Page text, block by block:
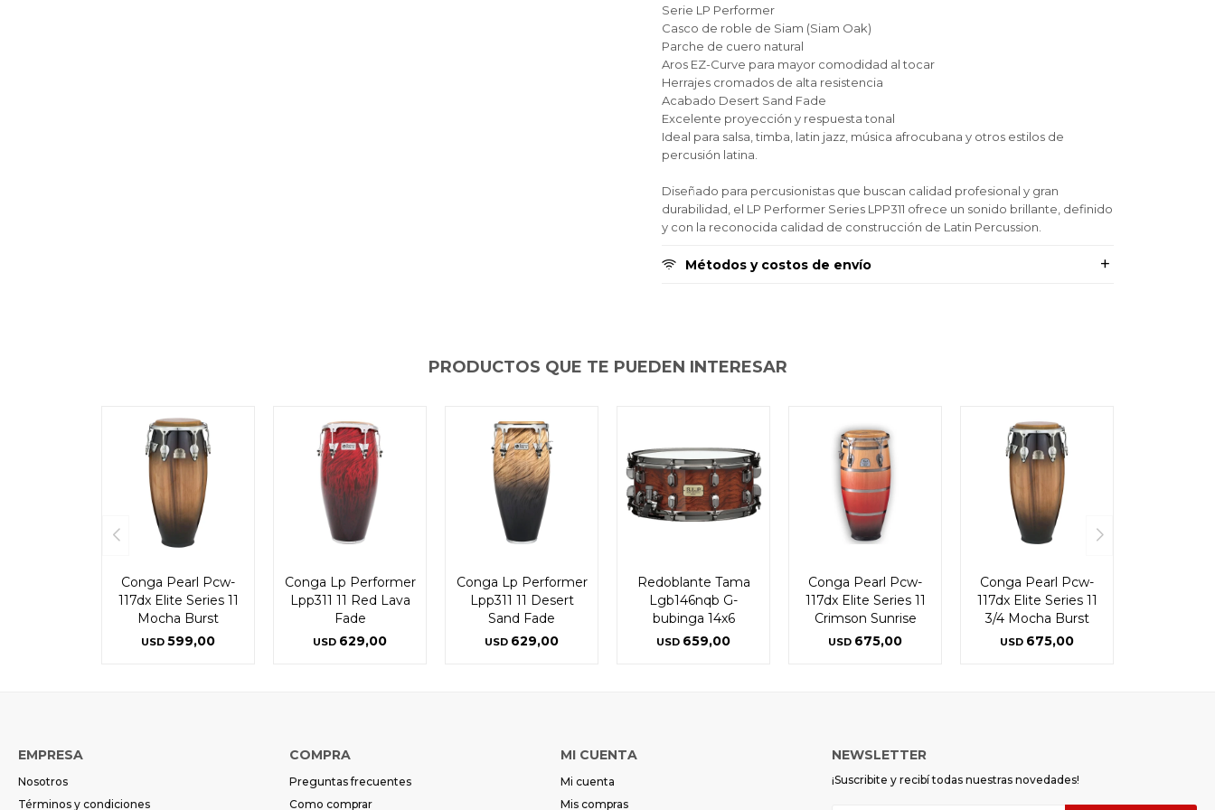
Serie LP Performer
Casco de roble de Siam (Siam Oak)
Parche de cuero natural
Aros EZ-Curve para mayor comodidad al tocar
Herrajes cromados de alta resistencia
Acabado Desert Sand Fade
Excelente proyección y respuesta tonal
Ideal para salsa, timba, latin jazz, música afrocubana y otros estilos de
percusión latina.
Diseñado para percusionistas que buscan calidad profesional y gran
durabilidad, el LP Performer Series LPP311 ofrece un sonido brillante, definido
y con la reconocida calidad de construcción de Latin Percussion.
Métodos y costos de envío
PRODUCTOS QUE TE PUEDEN INTERESAR
Conga Pearl Pcw-
117dx Elite Series 11
Mocha Burst
USD 599,00
Conga Lp Performer
Lpp311 11 Red Lava
Fade
USD 629,00
Conga Lp Performer
Lpp311 11 Desert
Sand Fade
USD 629,00
Redoblante Tama
Lgb146nqb G-
bubinga 14x6
USD 659,00
Conga Pearl Pcw-
117dx Elite Series 11
Crimson Sunrise
USD 675,00
Conga Pearl Pcw-
117dx Elite Series 11
3/4 Mocha Burst
USD 675,00
Elegís Pago Después como metodo de pago
* sujeto a aprobación crediticia. El monto disponible
puede variar por comercio
EMPRESA
Nosotros
Términos y condiciones
COMPRA
Preguntas frecuentes
Como comprar
MI CUENTA
Mi cuenta
Mis compras
NEWSLETTER
¡Suscribite y recibí todas nuestras novedades!
Elegís Pago Después como metodo de pago
* sujeto a aprobación crediticia. El monto disponible
puede variar por comercio
Elegís Pago Después como metodo de pago
* sujeto a aprobación crediticia. El monto disponible
puede variar por comercio